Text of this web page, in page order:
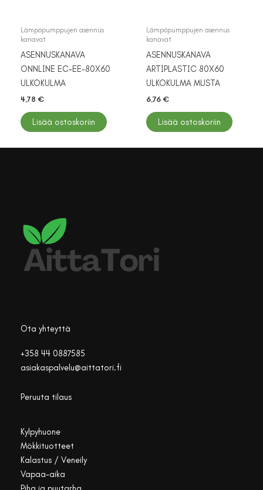
Lämpöpumppujen asennus
kanavat
ASENNUSKANAVA
ONNLINE EC-EE-80X60
ULKOKULMA
4,78 €
Lisää ostoskoriin
Lämpöpumppujen asennus
kanavat
ASENNUSKANAVA
ARTIPLASTIC 80X60
ULKOKULMA MUSTA
6,76 €
Lisää ostoskoriin
Ota yhteyttä
+358 44 0887585
asiakaspalvelu@aittatori.fi
Peruuta tilaus
Kylpyhuone
Mökkituotteet
Kalastus / Veneily
Vapaa-aika